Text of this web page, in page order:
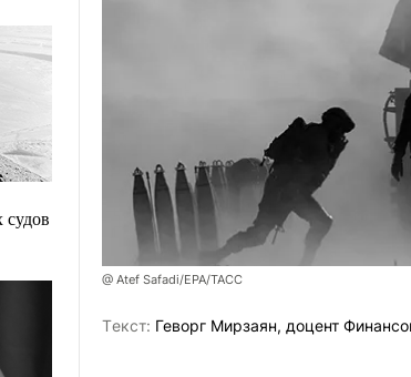
судов
@ Atef Safadi/EPA/ТАСС
Tекст: Геворг Мирзаян, доцент